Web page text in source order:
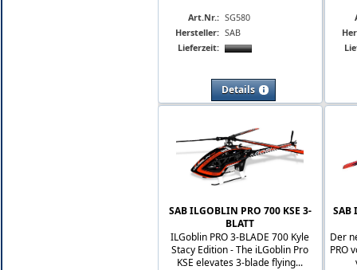
Art.Nr.: SG580
Hersteller: SAB
Lieferzeit:
Details
SAB ILGOBLIN PRO 700 KSE 3-
BLATT
ILGoblin PRO 3-BLADE 700 Kyle
Stacy Edition - The iLGoblin Pro
KSE elevates 3-blade flying...
SAB
Der
PRO